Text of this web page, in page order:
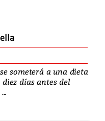
someterá a una dieta
días antes del